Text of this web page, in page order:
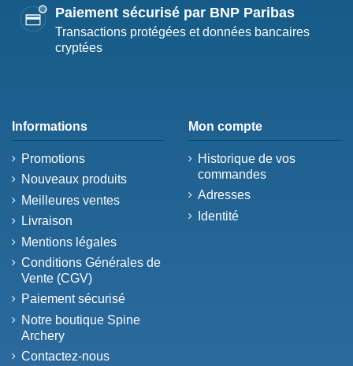
Paiement sécurisé par BNP Paribas
Transactions protégées et données bancaires
cryptées
Informations
Promotions
Nouveaux produits
Meilleures ventes
Livraison
Mentions légales
Conditions Générales de
Vente (CGV)
Paiement sécurisé
Notre boutique Spine
Archery
Contactez-nous
Mon compte
Historique de vos
commandes
Adresses
Identité